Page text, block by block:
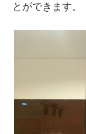
とができます。